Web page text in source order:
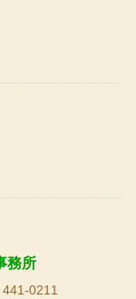
務所
0211